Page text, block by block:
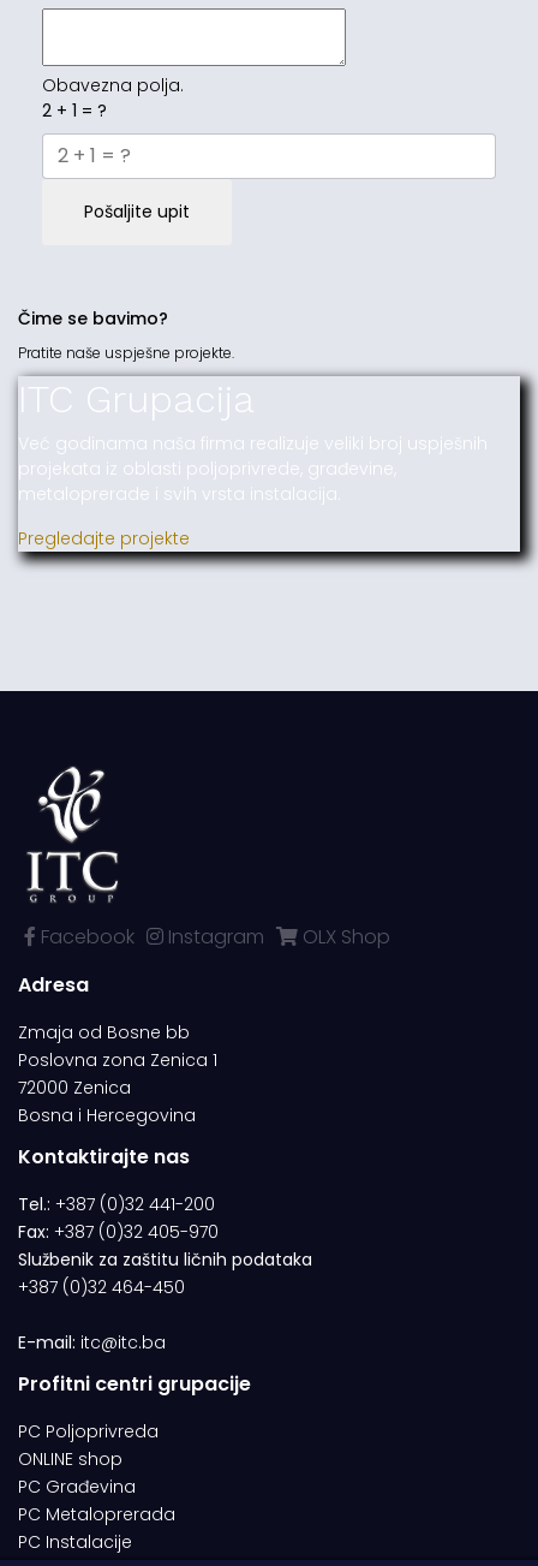
Obavezna polja.
2 + 1 = ?
Pošaljite upit
Čime se bavimo?
Pratite naše uspješne projekte.
ITC Grupacija
Već godinama naša firma realizuje veliki broj uspješnih
projekata iz oblasti poljoprivrede, građevine,
metaloprerade i svih vrsta instalacija.
Pregledajte projekte
Facebook Instagram
OLX Shop
Adresa
Zmaja od Bosne bb
Poslovna zona Zenica 1
72000 Zenica
Bosna i Hercegovina
Kontaktirajte nas
Tel.: +387 (0)32 441-200
Fax: +387 (0)32 405-970
Službenik za zaštitu ličnih podataka
+387 (0)32 464-450
E-mail: itc@itc.ba
Profitni centri grupacije
PC Poljoprivreda
ONLINE shop
PC Građevina
PC Metaloprerada
PC Instalacije